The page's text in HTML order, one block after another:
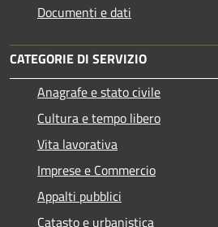
Documenti e dati
CATEGORIE DI SERVIZIO
Anagrafe e stato civile
Cultura e tempo libero
Vita lavorativa
Imprese e Commercio
Appalti pubblici
Catasto e urbanistica